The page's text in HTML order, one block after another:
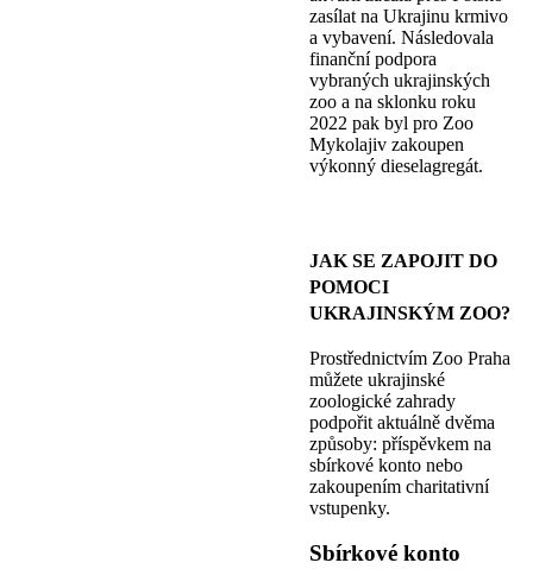
zasílat na Ukrajinu krmivo
a vybavení. Následovala
finanční podpora
vybraných ukrajinských
zoo a na sklonku roku
2022 pak byl pro Zoo
Mykolajiv zakoupen
výkonný dieselagregát.
JAK SE ZAPOJIT DO
POMOCI
UKRAJINSKÝM ZOO?
Prostřednictvím Zoo Praha
můžete ukrajinské
zoologické zahrady
podpořit aktuálně dvěma
způsoby: příspěvkem na
sbírkové konto nebo
zakoupením charitativní
vstupenky.
Sbírkové konto